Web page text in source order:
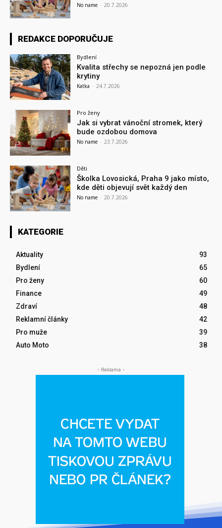
No name - 20.7.2026
REDAKCE DOPORUČUJE
Bydlení
Kvalita střechy se nepozná jen podle
krytiny
Katka - 24.7.2026
Pro ženy
Jak si vybrat vánoční stromek, který
bude ozdobou domova
No name - 23.7.2026
Děti
Školka Lovosická, Praha 9 jako místo,
kde děti objevují svět každý den
No name - 20.7.2026
KATEGORIE
Aktuality
93
Bydlení
65
Pro ženy
60
Finance
49
Zdraví
48
Reklamní články
42
Pro muže
39
Auto Moto
38
- Reklama -